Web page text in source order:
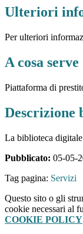
Ulteriori
Per ulteriori
A cosa serve
Piattaforma di
Descrizione
La biblioteca
Pubblicato: 05-05-
Tag pagina: Servizi
Questo sito o gli
cookie necessari al
COOKIE POLICY